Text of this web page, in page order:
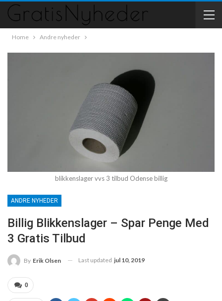
Home Andre nyheder
blikkenslager vvs 3 tilbud Odense billig
ANDRE NYHEDER
Billig Blikkenslager – Spar Penge Med
3 Gratis Tilbud
By Erik Olsen Last updated jul 10, 2019
0